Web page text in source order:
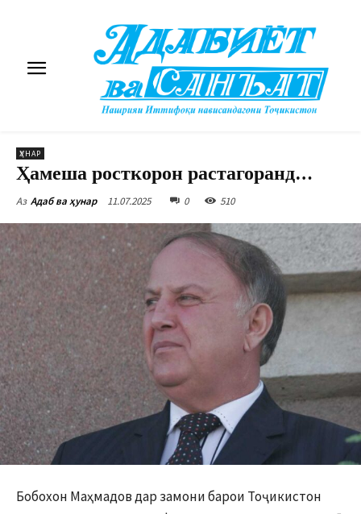
ҲУНАР
Ҳамеша росткорон растагоранд…
Аз Адаб ва ҳунар 11.07.2025 0 510
Бобохон Маҳмадов дар замони барои Тоҷикистон